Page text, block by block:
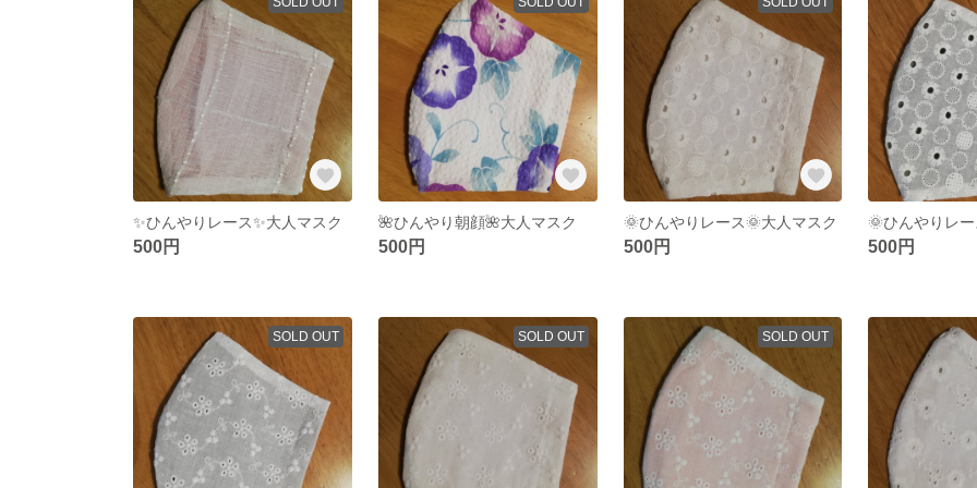
✨ひんやりレース✨大人マスク
500円
🌺ひんやり朝顔🌺大人マスク
500円
🌞ひんやりレース🌞大人マスク
500円
🌞ひんやりレ
500円
SOLD OUT SOLD OUT SOLD OUT